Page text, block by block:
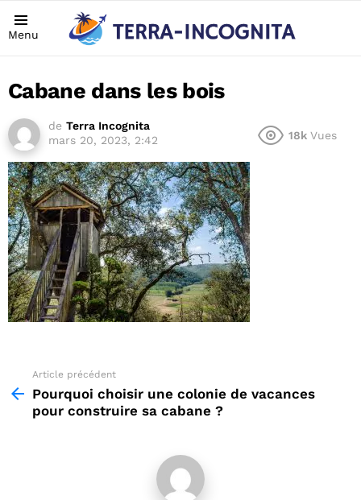
Menu
Cabane dans les bois
de Terra Incognita
mars 20, 2023, 2:42
18k Vues
more
Article précédent
Pourquoi choisir une colonie de vacances
pour construire sa cabane ?